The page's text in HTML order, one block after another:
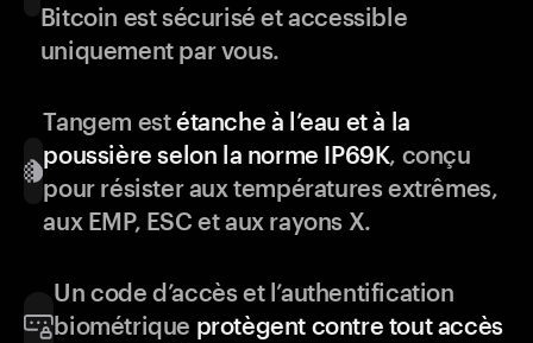
Bitcoin est sécurisé et accessible
uniquement par vous.
Tangem estétanche à l’eau et à la
poussière selon la norme IP69K, conçu
pour résister aux températures extrêmes,
aux EMP, ESC et aux rayons X.
Un code d’accès et l’authentification
biométrique protègent contre tout accès